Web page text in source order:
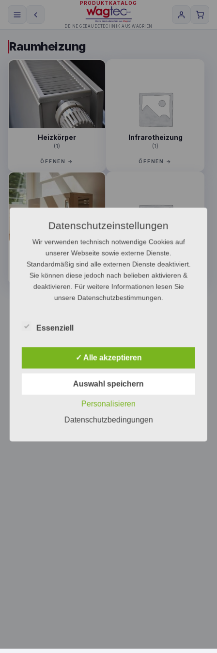
PRODUKTKATALOG
DEINE GEBÄUDETECHNIK AUS WAGRIEN
Raumheizung
Heizkörper
(1)
Infrarotheizung
(1)
Nachtspeicherheizung
(1)
Wandheizung
(1)
Datenschutzeinstellungen
Wir verwenden technisch notwendige Cookies auf
unserer Webseite sowie externe Dienste.
Standardmäßig sind alle externen Dienste deaktiviert.
Sie können diese jedoch nach belieben aktivieren &
deaktivieren. Für weitere Informationen lesen Sie
unsere Datenschutzbestimmungen.
Essenziell
✓ Alle akzeptieren
Auswahl speichern
Personalisieren
Datenschutzbedingungen